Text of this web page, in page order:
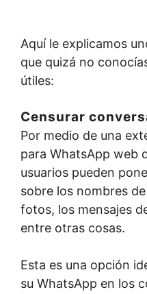
Aquí le explicamos
que quizá no
útiles:
Censurar
Por medio de una
para WhatsApp web
usuarios pueden
sobre los nombres
fotos, los mensajes
entre otras cosas.
Esta es una opción
su WhatsApp en los